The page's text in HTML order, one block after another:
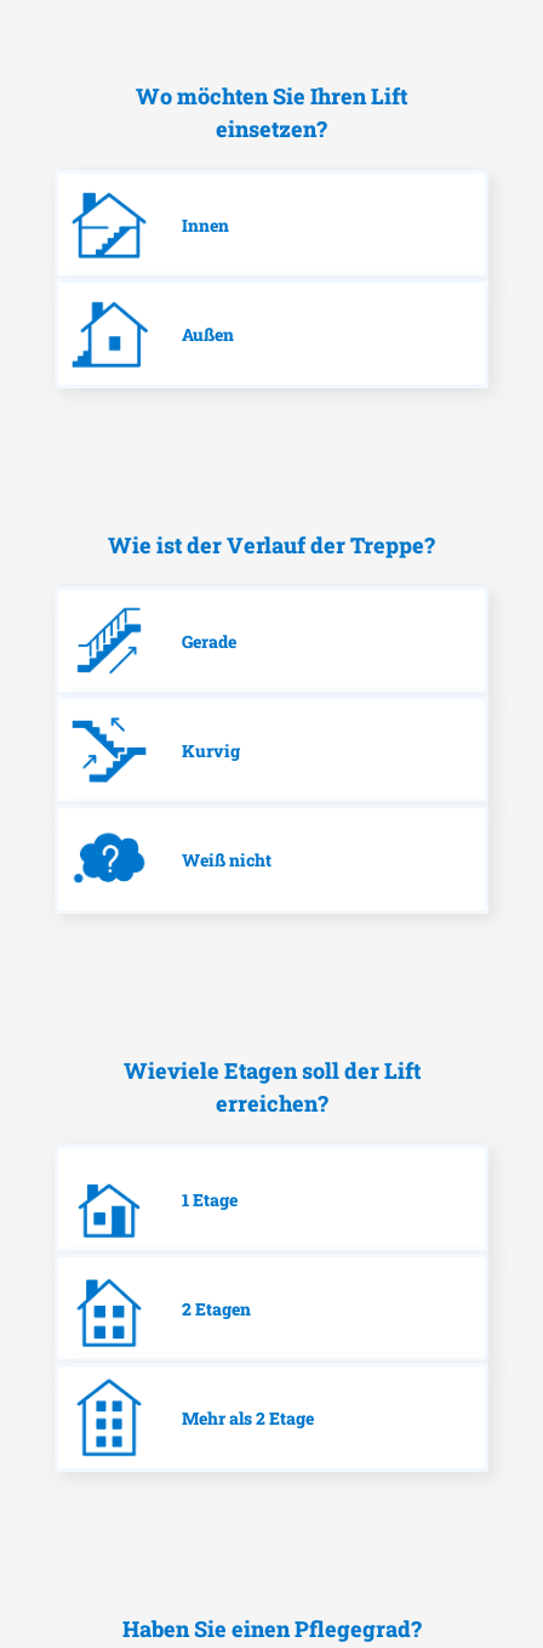
Wo möchten Sie Ihren Lift
einsetzen?
Innen
Außen
Wie ist der Verlauf der Treppe?
Gerade
Kurvig
Weiß nicht
Wieviele Etagen soll der Lift
erreichen?
1 Etage
2 Etagen
Mehr als 2 Etage
Haben Sie einen Pflegegrad?